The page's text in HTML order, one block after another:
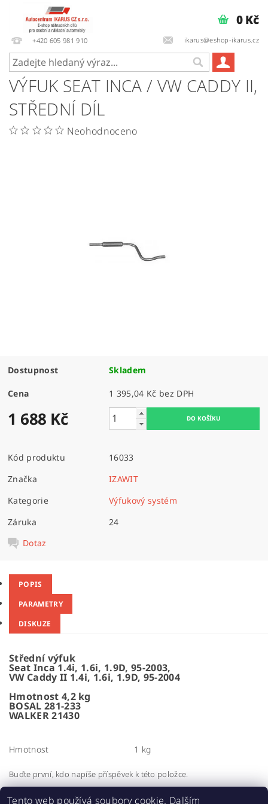
+420 605 981 910 ikarus@eshop-ikarus.cz
0 Kč
VÝFUK SEAT INCA / VW CADDY II,
STŘEDNÍ DÍL
Neohodnoceno
Dostupnost Skladem
Cena 1 395,04 Kč bez DPH
1 688 Kč
Kód produktu
16033
Značka
IZAWIT
Kategorie
Výfukový systém
Záruka
24
Dotaz
POPIS
PARAMETRY
DISKUZE
Střední výfuk
Seat Inca 1.4i, 1.6i, 1.9D, 95-2003,
VW Caddy II 1.4i, 1.6i, 1.9D, 95-2004
Hmotnost 4,2 kg
BOSAL 281-233
WALKER 21430
Hmotnost 1 kg
Buďte první, kdo napíše příspěvek k této položce.
Přidat komentář
Tento web používá soubory cookie. Dalším